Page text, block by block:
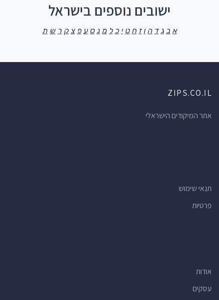
ישובים נוספים בישראל
א ב ג ד ה ו ז ח ט י כ ל מ נ ס ע פ צ ק ר ש ת
ZIPS.CO.IL
אתר המיקודים הישראלי
תנאי שימוש
פרטיות
אודות
עסקים